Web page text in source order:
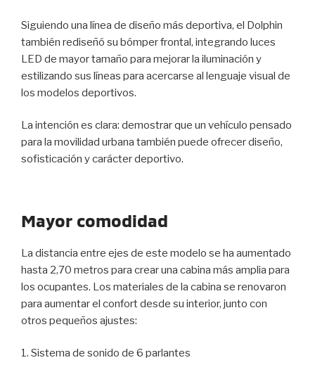
Siguiendo una línea de diseño más deportiva, el Dolphin
también rediseñó su bómper frontal, integrando luces
LED de mayor tamaño para mejorar la iluminación y
estilizando sus líneas para acercarse al lenguaje visual de
los modelos deportivos.
La intención es clara: demostrar que un vehículo pensado
para la movilidad urbana también puede ofrecer diseño,
sofisticación y carácter deportivo.
Mayor comodidad
La distancia entre ejes de este modelo se ha aumentado
hasta 2,70 metros para crear una cabina más amplia para
los ocupantes. Los materiales de la cabina se renovaron
para aumentar el confort desde su interior, junto con
otros pequeños ajustes:
1. Sistema de sonido de 6 parlantes